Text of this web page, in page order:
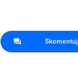
Skomentuj